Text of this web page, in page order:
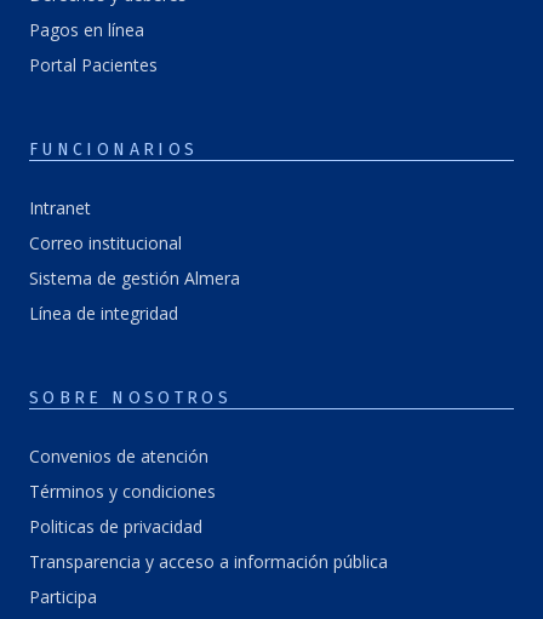
Pagos en línea
Portal Pacientes
FUNCIONARIOS
Intranet
Correo institucional
Sistema de gestión Almera
Línea de integridad
SOBRE NOSOTROS
Convenios de atención
Términos y condiciones
Politicas de privacidad
Transparencia y acceso a información pública
Participa